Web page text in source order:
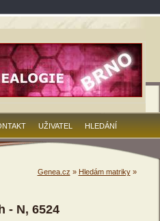
UŽIVATEL HLEDÁNÍ
Genea.cz » Hledám matriky»
- N, 6524